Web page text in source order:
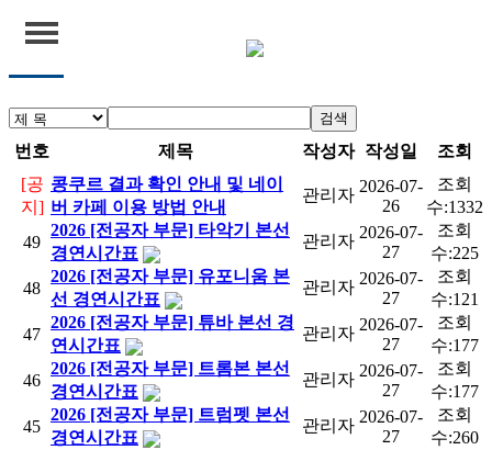
연세윈드콩쿠르
공지
결과확인
공지
검색
번호 제목 작성자 작성일
조회
[공
지]
콩쿠르 결과 확인 안내 및 네이
버 카페 이용 방법 안내
관리자 2026-07-
26
조회
수:1332
49
2026 [전공자 부문] 타악기 본선
경연시간표
관리자 2026-07-
27
조회
수:225
48
2026 [전공자 부문] 유포니움 본
선 경연시간표
관리자 2026-07-
27
조회
수:121
47
2026 [전공자 부문] 튜바 본선 경
연시간표
관리자 2026-07-
27
조회
수:177
46
2026 [전공자 부문] 트롬본 본선
경연시간표
관리자 2026-07-
27
조회
수:177
45
2026 [전공자 부문] 트럼펫 본선
경연시간표
관리자 2026-07-
27
조회
수:260